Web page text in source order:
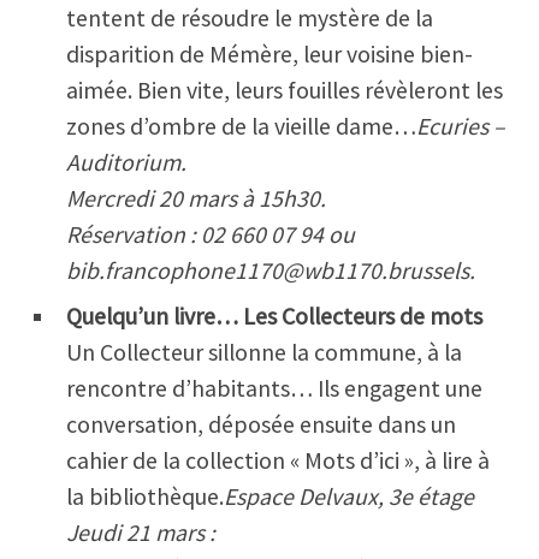
tentent de résoudre le mystère de la
disparition de Mémère, leur voisine bien-
aimée. Bien vite, leurs fouilles révèleront les
zones d’ombre de la vieille dame…Ecuries –
Auditorium.
Mercredi 20 mars à 15h30.
Réservation : 02 660 07 94 ou
bib.francophone1170@wb1170.brussels.
Quelqu’un livre… Les Collecteurs de mots
Un Collecteur sillonne la commune, à la
rencontre d’habitants… Ils engagent une
conversation, déposée ensuite dans un
cahier de la collection « Mots d’ici », à lire à
la bibliothèque.Espace Delvaux, 3eétage
Jeudi 21 mars :